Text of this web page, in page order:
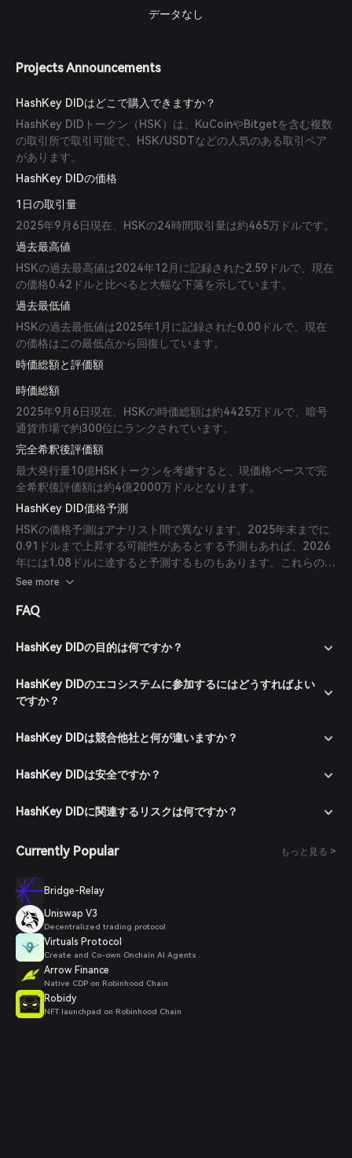
データなし
Projects Announcements
HashKey DIDはどこで購入できますか？
HashKey DIDトークン（HSK）は、KuCoinやBitgetを含む複数
の取引所で取引可能で、HSK/USDTなどの人気のある取引ペア
があります。
HashKey DIDの価格
1日の取引量
2025年9月6日現在、HSKの24時間取引量は約465万ドルです。
過去最高値
HSKの過去最高値は2024年12月に記録された2.59ドルで、現在
の価格0.42ドルと比べると大幅な下落を示しています。
過去最低値
HSKの過去最低値は2025年1月に記録された0.00ドルで、現在
の価格はこの最低点から回復しています。
時価総額と評価額
時価総額
2025年9月6日現在、HSKの時価総額は約4425万ドルで、暗号
通貨市場で約300位にランクされています。
完全希釈後評価額
最大発行量10億HSKトークンを考慮すると、現価格ベースで完
全希釈後評価額は約4億2000万ドルとなります。
HashKey DID価格予測
HSKの価格予測はアナリスト間で異なります。2025年末までに
0.91ドルまで上昇する可能性があるとする予測もあれば、2026
年には1.08ドルに達すると予測するものもあります。これらの予
測はエコシステムの拡大、規制の進展、市場のセンチメントなど
く、実際の価格は予測と異なる場合があることに注意が必要で
See more
FAQ
HashKey DIDの目的は何ですか？
HashKey DIDのエコシステムに参加するにはどうすればよい
ですか？
HashKey DIDは競合他社と何が違いますか？
HashKey DIDは安全ですか？
HashKey DIDに関連するリスクは何ですか？
Currently Popular もっと見る >
Bridge-Relay
Uniswap V3
Decentralized trading protocol
Virtuals Protocol
Create and Co-own Onchain AI Agents .
Arrow Finance
Native CDP on Robinhood Chain
Robidy
NFT launchpad on Robinhood Chain